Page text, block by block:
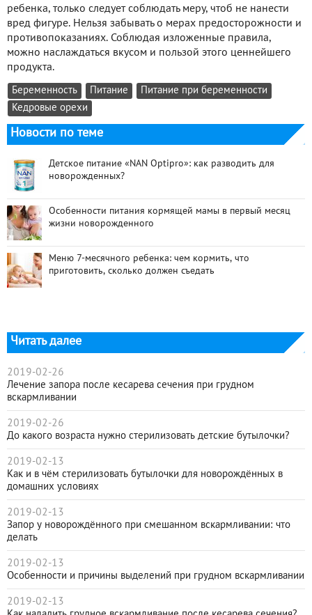
ребенка, только следует соблюдать меру, чтоб не нанести
вред фигуре. Нельзя забывать о мерах предосторожности и
противопоказаниях. Соблюдая изложенные правила,
можно наслаждаться вкусом и пользой этого ценнейшего
продукта.
Беременность Питание
Питание при беременности
Кедровые орехи
Новости по теме
Детское питание «NAN Optipro»: как разводить для
новорожденных?
Особенности питания кормящей мамы в первый месяц
жизни новорожденного
Меню 7-месячного ребенка: чем кормить, что
приготовить, сколько должен съедать
Читать далее
2019-02-26
Лечение запора после кесарева сечения при грудном
вскармливании
2019-02-26
До какого возраста нужно стерилизовать детские бутылочки?
2019-02-13
Как и в чём стерилизовать бутылочки для новорождённых в
домашних условиях
2019-02-13
Запор у новорождённого при смешанном вскармливании: что
делать
2019-02-13
Особенности и причины выделений при грудном вскармливании
2019-02-13